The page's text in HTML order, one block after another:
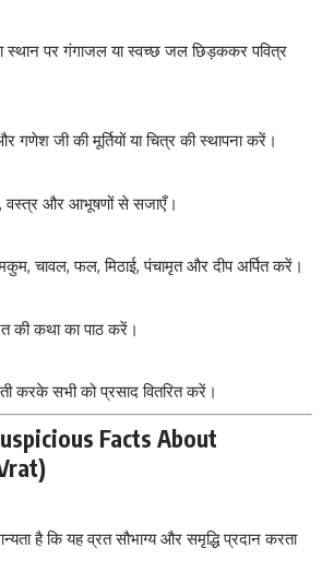
स्थान पर गंगाजल या स्वच्छ जल छिड़ककर पवित्र
गणेश जी की मूर्तियों या चित्र की स्थापना करें।
वस्त्र और आभूषणों से सजाएँ।
चावल, फल, मिठाई, पंचामृत और दीप अर्पित करें।
की कथा का पाठ करें।
करके सभी को प्रसाद वितरित करें।
Facts About
है कि यह व्रत सौभाग्य और समृद्धि प्रदान करता